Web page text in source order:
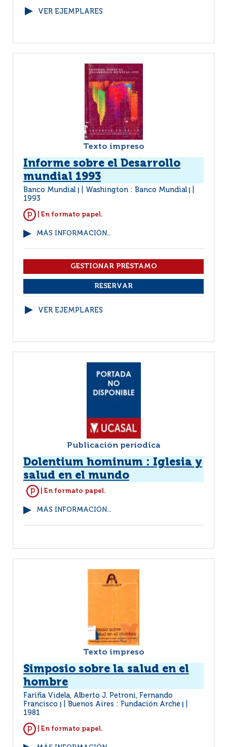
VER EJEMPLARES
Texto impreso
Informe sobre el Desarrollo
mundial 1993
Banco Mundial Washington : Banco Mundial
1993
| En formato papel.
MÁS INFORMACIÓN...
VER EJEMPLARES
Publicación períodica
Dolentium hominum : Iglesia y
salud en el mundo
| En formato papel.
MÁS INFORMACIÓN...
Texto impreso
Simposio sobre la salud en el
hombre
Fariña Videla, Alberto J. Petroni, Fernando
Francisco
Buenos Aires : Fundación Arche
1981
| En formato papel.